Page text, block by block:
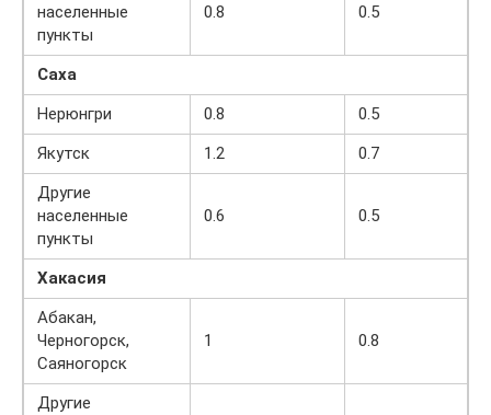
населенные
пункты
0.8 0.5
Саха
Нерюнгри
0.8
0.5
Якутск
1.2
0.7
Другие
населенные
пункты
0.6 0.5
Хакасия
Абакан,
Черногорск,
Саяногорск
1 0.8
Другие